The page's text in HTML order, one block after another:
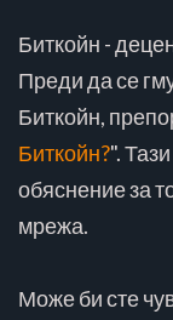
Биткойн -
Преди да се
Биткойн,
Биткойн?".
обяснение за
мрежа.
Може би сте